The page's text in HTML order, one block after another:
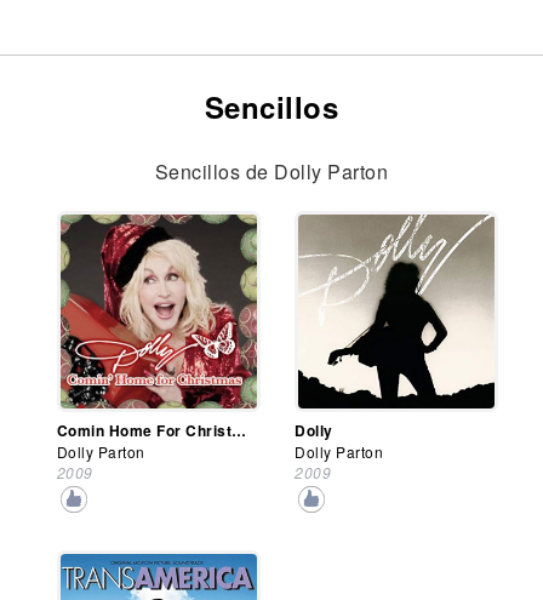
Sencillos
Sencillos de Dolly Parton
Comin Home For Christmas
Dolly Parton
2009
Dolly
Dolly Parton
2009